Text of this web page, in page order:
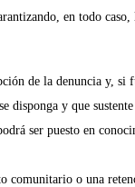
en todo
de la denuncia y,
y que
ser puesto en
comunitario o una